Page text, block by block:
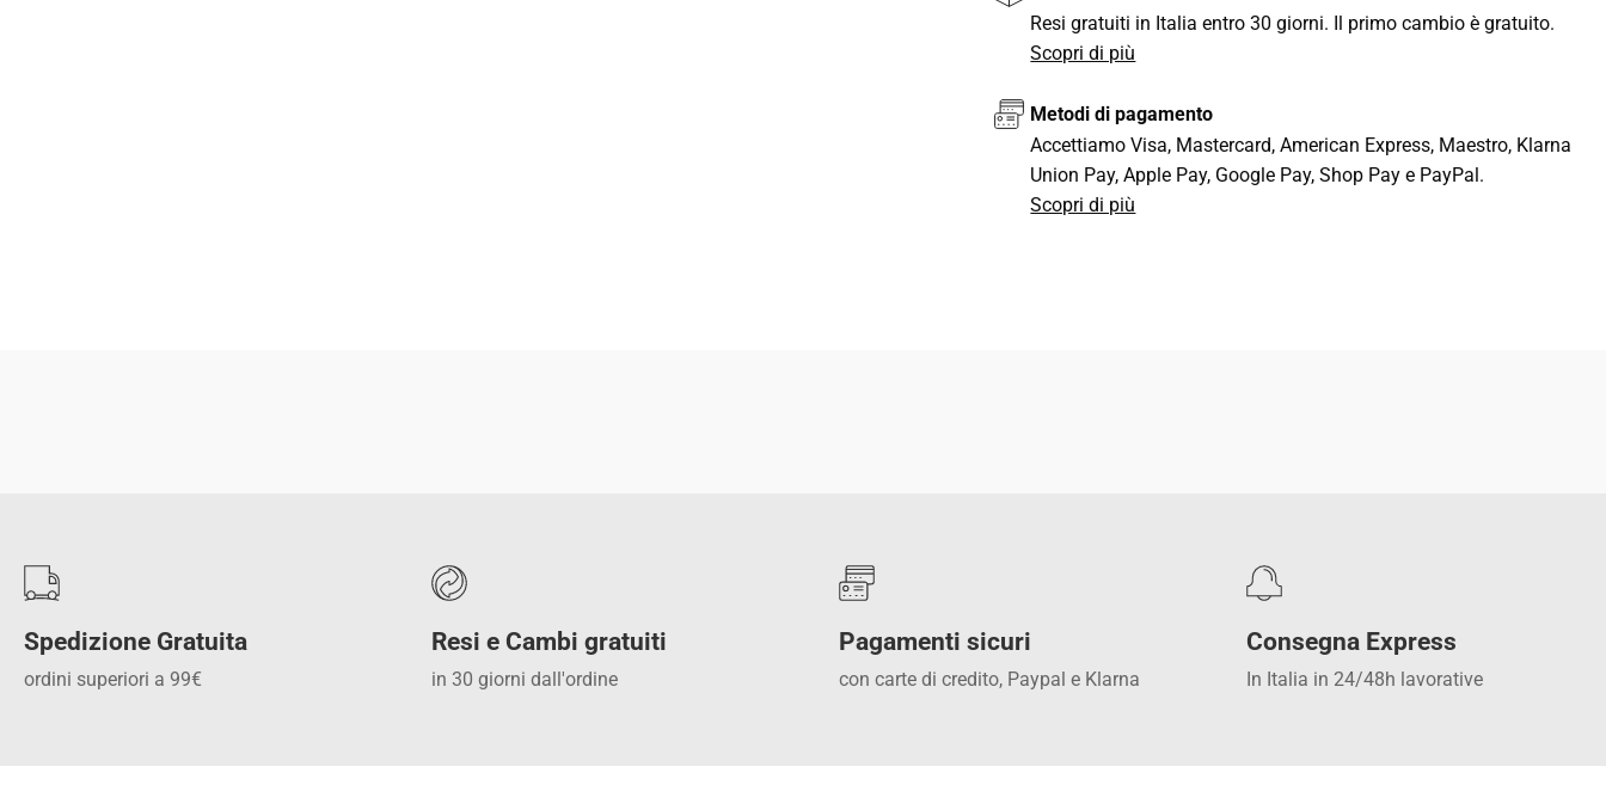
Resi gratuiti in Italia entro 30 giorni. Il primo cambio è gratuito.
Scopri di più
Metodi di pagamento
Accettiamo Visa, Mastercard, American Express, Maestro, Klarna
Union Pay, Apple Pay, Google Pay, Shop Pay e PayPal.
Scopri di più
Spedizione Gratuita
ordini superiori a 99€
Resi e Cambi gratuiti
in 30 giorni dall'ordine
Pagamenti sicuri
con carte di credito, Paypal e Klarna
Consegna Express
In Italia in 24/48h lavorative